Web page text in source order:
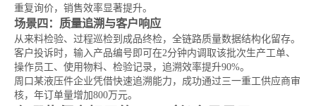
重复询价，销售效率显著提升。
场景四：质量追溯与客户响应
从来料检验、过程巡检到成品终检，全链路质量数据结构化留存。
客户投诉时，输入产品编号即可在2分钟内调取该批次生产工单、
操作员工、使用物料、检验记录，追溯效率提升90%。
周口某液压件企业凭借快速追溯能力，成功通过三一重工供应商审
核，年订单量增加800万元。